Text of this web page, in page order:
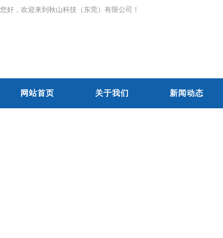
您好，欢迎来到秋山科技（东莞）有限公司！
网站首页 关于我们 新闻动态